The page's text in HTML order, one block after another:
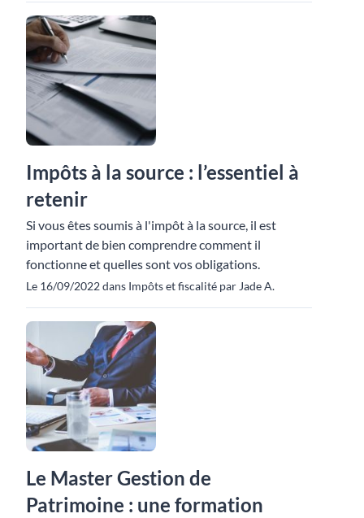
Impôts à la source : l’essentiel à
retenir
Si vous êtes soumis à l'impôt à la source, il est
important de bien comprendre comment il
fonctionne et quelles sont vos obligations.
Le 16/09/2022 dans Impôts et fiscalité par Jade A.
Le Master Gestion de
Patrimoine : une formation